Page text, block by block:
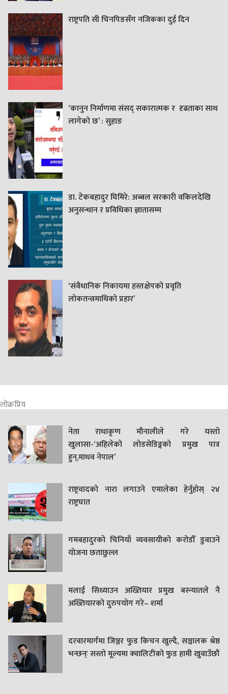
राष्ट्रपति सी चिनपिङसँग नजिकका दुई दिन
‘कानुन निर्माणमा संसद् सकारात्मक र दृढताका साथ
लागेको छ’ : सुहाङ
डा. टेकबहादुर घिमिरे: अब्बल सरकारी वकिलदेखि
अनुसन्धान र प्रविधिका ज्ञातासम्म
‘संवैधानिक निकायमा हस्तक्षेपको प्रवृति
लोकतन्त्रमाथिको प्रहार’
लोक्रप्रिय
नेता राधाकृण मौनालीले गरे यस्तो
खुलासा-‘अहिलेको लोडसेडिङ्गको प्रमुख पात्र
हुन्,माधव नेपाल’
राष्ट्रवादको नारा लगाउने एमालेका हेर्नुहोस् २४
राष्ट्रघात
गमबहादुरकाे चिनियाँ व्यवसायीको करोडौँ डुवाउने
याेजना छताछुल्ल
मलाई सिध्याउन अख्तियार प्रमुख बस्न्यातले नै
अख्तियारको दुरुपयोग गरे– शर्मा
दरवारमार्गमा जिञ्जर फुड किचन खुल्दै, सञ्चालक श्रेष्ठ
भन्छन्ः सस्तो मूल्यमा क्वालिटीको फुड हामी खुवाउँछौं